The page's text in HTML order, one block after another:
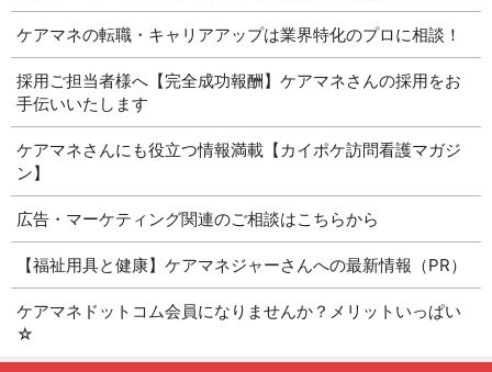
ケアマネの転職・キャリアアップは業界特化のプロに相談！
採用ご担当者様へ【完全成功報酬】ケアマネさんの採用をお
手伝いいたします
ケアマネさんにも役立つ情報満載【カイポケ訪問看護マガジ
ン】
広告・マーケティング関連のご相談はこちらから
【福祉用具と健康】ケアマネジャーさんへの最新情報（PR）
ケアマネドットコム会員になりませんか？メリットいっぱい
☆